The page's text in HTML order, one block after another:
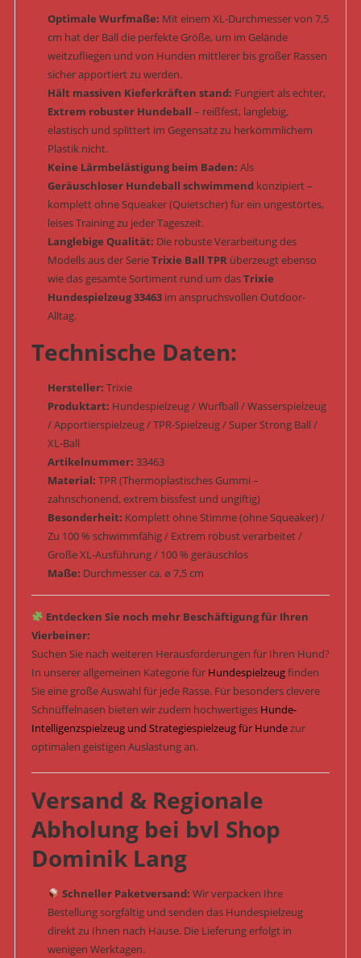
Optimale Wurfmaße: Mit einem XL-Durchmesser von 7,5
cm hat der Ball die perfekte Größe, um im Gelände
weitzufliegen und von Hunden mittlerer bis großer Rassen
sicher apportiert zu werden.
Hält massiven Kieferkräften stand: Fungiert als echter,
Extrem robuster Hundeball – reißfest, langlebig,
elastisch und splittert im Gegensatz zu herkömmlichem
Plastik nicht.
Keine Lärmbelästigung beim Baden: Als
Geräuschloser Hundeball schwimmendkonzipiert –
komplett ohne Squeaker (Quietscher) für ein ungestörtes,
leises Training zu jeder Tageszeit.
Langlebige Qualität: Die robuste Verarbeitung des
Modells aus der SerieTrixie Ball TPRüberzeugt ebenso
wie das gesamte Sortiment rund um dasTrixie
Hundespielzeug 33463im anspruchsvollen Outdoor-
Alltag.
Technische Daten:
Hersteller: Trixie
Produktart: Hundespielzeug / Wurfball / Wasserspielzeug
/ Apportierspielzeug / TPR-Spielzeug / Super Strong Ball /
XL-Ball
Artikelnummer: 33463
Material: TPR (Thermoplastisches Gummi –
zahnschonend, extrem bissfest und ungiftig)
Besonderheit: Komplett ohne Stimme (ohne Squeaker) /
Zu 100 % schwimmfähig / Extrem robust verarbeitet /
Große XL-Ausführung / 100 % geräuschlos
Maße: Durchmesser ca. ø 7,5 cm
Entdecken Sie noch mehr Beschäftigung für Ihren
Vierbeiner:
Suchen Sie nach weiteren Herausforderungen für Ihren Hund?
In unserer allgemeinen Kategorie für Hundespielzeugfinden
Sie eine große Auswahl für jede Rasse. Für besonders clevere
Schnüffelnasen bieten wir zudem hochwertiges Hunde-
Intelligenzspielzeug und Strategiespielzeug für Hundezur
optimalen geistigen Auslastung an.
Versand & Regionale
Abholung bei bvl Shop
Dominik Lang
Schneller Paketversand: Wir verpacken Ihre
Bestellung sorgfältig und senden das Hundespielzeug
direkt zu Ihnen nach Hause. Die Lieferung erfolgt in
wenigen Werktagen.